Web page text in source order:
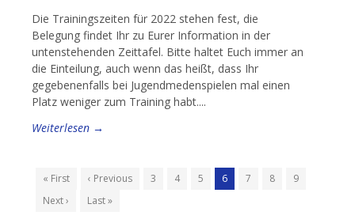
Die Trainingszeiten für 2022 stehen fest, die
Belegung findet Ihr zu Eurer Information in der
untenstehenden Zeittafel. Bitte haltet Euch immer an
die Einteilung, auch wenn das heißt, dass Ihr
gegebenenfalls bei Jugendmedenspielen mal einen
Platz weniger zum Training habt....
Weiterlesen →
« First ‹ Previous 3 4 5 6 7 8
9
Next ›
Last »